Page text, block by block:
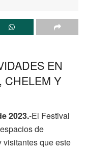
EN
CHELEM Y
2023.-El Festival
de
visitantes que este